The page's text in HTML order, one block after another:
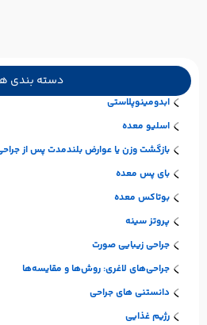
دسته بندی ها
ابدومینوپلاستی
اسلیو معده
بازگشت وزن یا عوارض بلندمدت پس از جراحی
بای پس معده
بوتاکس معده
پروتز سینه
جراحی زیبایی صورت
جراحی‌های لاغری: روش‌ها و مقایسه‌ها
دانستنی های جراحی
رژیم غذایی